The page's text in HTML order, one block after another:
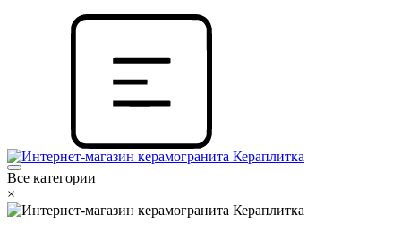
Все категории
×